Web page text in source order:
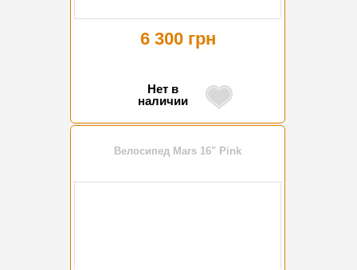
6 300 грн
Нет в
наличии
Велосипед Mars 16" Pink